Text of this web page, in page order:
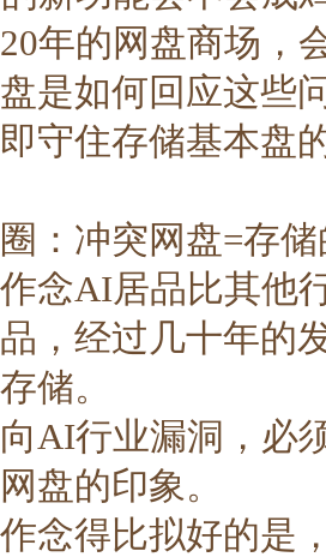
年的网盘商场，
是如何回应这些
守住存储基本盘
：冲突网盘=存
念AI居品比其
，经过几十年的
储。
AI行业漏洞，必
盘的印象。
念得比拟好的是